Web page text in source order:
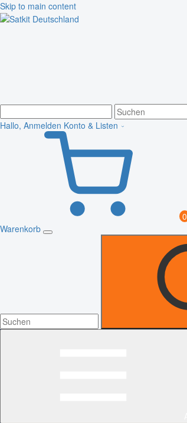
Skip to main content
Hallo, Anmelden Konto & Listen
0
Warenkorb